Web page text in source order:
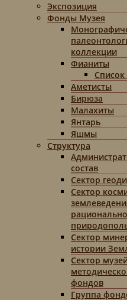
Экспозиция
Фонды Музея
коллекции
Фианиты
Аметисты
Бирюза
Малахиты
Янтарь
Яшмы
Структура
состав
Сектор
Сектор
Сектор
истории
Сектор
фондов
Группа